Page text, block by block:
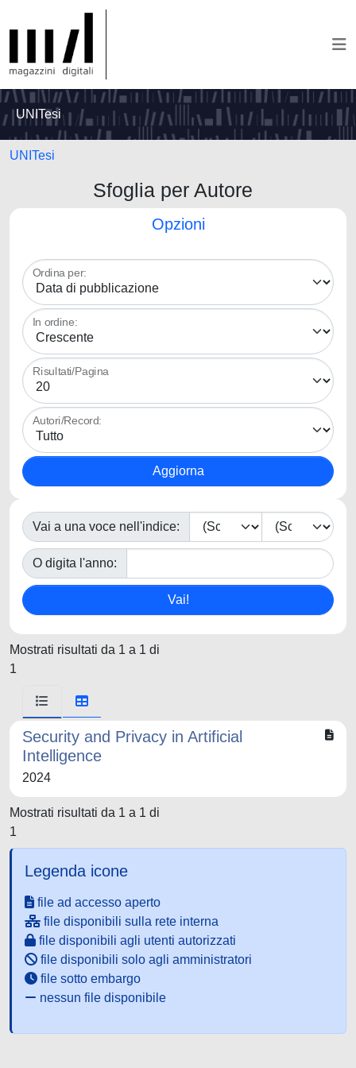
UNITesi
UNITesi
Sfoglia per Autore
Opzioni
Ordina per:
In ordine:
Risultati/Pagina
Autori/Record:
Vai a una voce nell'indice:
O digita l'anno:
Mostrati risultati da 1 a 1 di
1
Security and Privacy in Artificial
Intelligence
2024
Mostrati risultati da 1 a 1 di
1
Legenda icone
file ad accesso aperto
file disponibili sulla rete interna
file disponibili agli utenti autorizzati
file disponibili solo agli amministratori
file sotto embargo
nessun file disponibile